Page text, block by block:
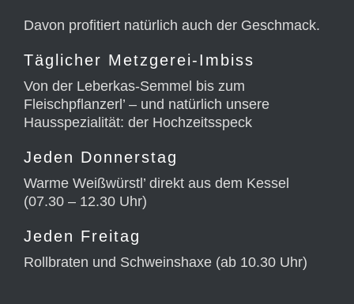
Davon profitiert natürlich auch der Geschmack.
Täglicher Metzgerei-Imbiss
Von der Leberkas-Semmel bis zum
Fleischpflanzerl’ – und natürlich unsere
Hausspezialität: der Hochzeitsspeck
Jeden Donnerstag
Warme Weißwürstl’ direkt aus dem Kessel
(07.30 – 12.30 Uhr)
Jeden Freitag
Rollbraten und Schweinshaxe (ab 10.30 Uhr)